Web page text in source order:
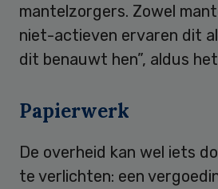
mantelzorgers. Zowel
niet-actieven ervaren dit
dit benauwt hen”, aldus het
Papierwerk
De overheid kan wel iets
te verlichten: een